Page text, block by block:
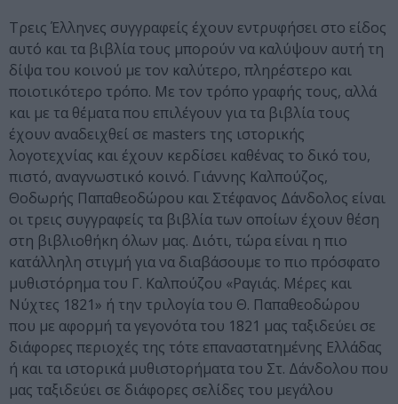
Τρεις Έλληνες συγγραφείς έχουν εντρυφήσει στο είδος
αυτό και τα βιβλία τους μπορούν να καλύψουν αυτή τη
δίψα του κοινού με τον καλύτερο, πληρέστερο και
ποιοτικότερο τρόπο. Με τον τρόπο γραφής τους, αλλά
και με τα θέματα που επιλέγουν για τα βιβλία τους
έχουν αναδειχθεί σε masters της ιστορικής
λογοτεχνίας και έχουν κερδίσει καθένας το δικό του,
πιστό, αναγνωστικό κοινό. Γιάννης Καλπούζος,
Θοδωρής Παπαθεοδώρου και Στέφανος Δάνδολος είναι
οι τρεις συγγραφείς τα βιβλία των οποίων έχουν θέση
στη βιβλιοθήκη όλων μας. Διότι, τώρα είναι η πιο
κατάλληλη στιγμή για να διαβάσουμε το πιο πρόσφατο
μυθιστόρημα του Γ. Καλπούζου «Ραγιάς. Μέρες και
Νύχτες 1821» ή την τριλογία του Θ. Παπαθεοδώρου
που με αφορμή τα γεγονότα του 1821 μας ταξιδεύει σε
διάφορες περιοχές της τότε επαναστατημένης Ελλάδας
ή και τα ιστορικά μυθιστορήματα του Στ. Δάνδολου που
μας ταξιδεύει σε διάφορες σελίδες του μεγάλου